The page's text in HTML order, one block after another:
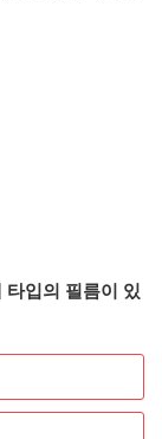
타입의 필름이 있